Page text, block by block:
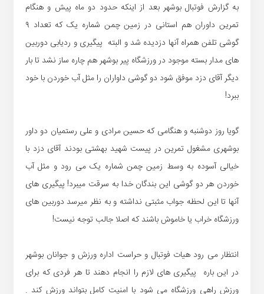
به گزارش فوتبال بوشهر بعد از اینکه حدود دو ماه پیش و هنگام
تمرین داوران هم استانی در زمین چمن شماره یک که تعداد ۹
گوشی تلفن همراه آنها دزدیده شد و البته پیگیری و ردیابی دوربین
های مدار بسته موجود در ورزشگاه پیر بوشهر هم چاره ساز نشد تا بار
دیگر آقای دزد موفق شود دو گوشی داواران را مثل آب خوردن با خود
ببرد!
گویا روز دوشنبه و هنگامی که حسین مرادی و علی رستمیان دو داور
بوشهری مشغول تمرین در پیست شهید بهشتی بودند آقای دزد با
خیالی آسوده به وسط زمین چمن شماره یک می رود و مثل آب
خوردن هر دو گوشی این بندگان خدا به سرقت میبرد! پیگیری های
آنها تا این لحظه جواب مثبتی نداشته و به نظر میرسد دوربین های
ورزشگاه خراب یا خاموش باشند که اصلا جالب توجه نیست!
انتظار می رود هیات فوتبال و حراست اداره ورزش و جوانان بوشهر
در این باره پیگیری های لازم را انجام دهند تا هر فردی که برای
ورزش راهی ورزشگاه می شود با امنیت کامل بتواند ورزش کند .